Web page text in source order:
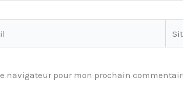
navigateur pour mon prochain